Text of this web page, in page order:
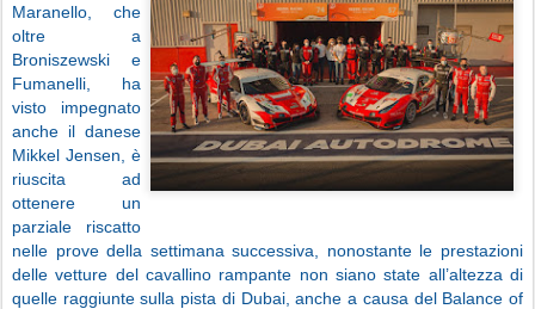
Maranello, che
oltre a
Broniszewski e
Fumanelli, ha
visto impegnato
anche il danese
Mikkel Jensen, è
riuscita ad
ottenere un
parziale riscatto
nelle prove della settimana successiva, nonostante le prestazioni
delle vetture del cavallino rampante non siano state all’altezza di
quelle raggiunte sulla pista di Dubai, anche a causa del Balance of